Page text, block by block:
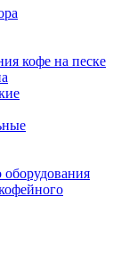
кофе на песке
оборудования